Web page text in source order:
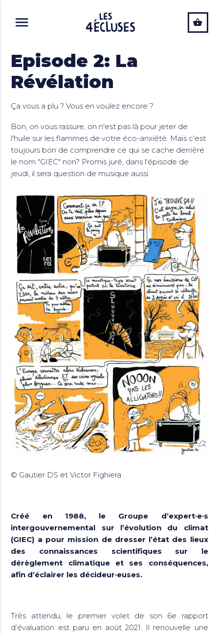
Episode 2: La
Révélation
Ça vous a plu ? Vous en voulez encore ?
Bon, on vous rassure, on n'est pas là pour jeter de
l'huile sur les flammes de votre éco-anxiété. Mais c'est
toujours bon de comprendre ce qui se cache derrière
le nom "GIEC" non? Promis juré, dans l'épisode de
jeudi, il sera question de musique aussi.
© Gautier DS et Victor Fighiera
Créé en 1988, le Groupe d’expert·e·s
intergouvernemental sur l’évolution du climat
(GIEC) a pour mission de dresser l’état des lieux
des connaissances scientifiques sur le
dérèglement climatique et ses conséquences,
afin d’éclairer les décideur·euses.
Très attendu, le premier volet de son 6e rapport
d’évaluation est paru en août 2021. Il renouvelle une